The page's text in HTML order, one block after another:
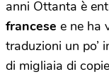
anni Ottanta è
francese e ne ha
traduzioni un po’
di migliaia di